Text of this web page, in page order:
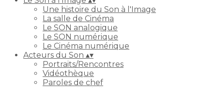
Une histoire du Son à l'Image
La salle de Cinéma
Le SON analogique
Le SON numérique
Le Cinéma numérique
Acteurs du Son ▴▾
Portraits/Rencontres
Vidéothèque
Paroles de chef